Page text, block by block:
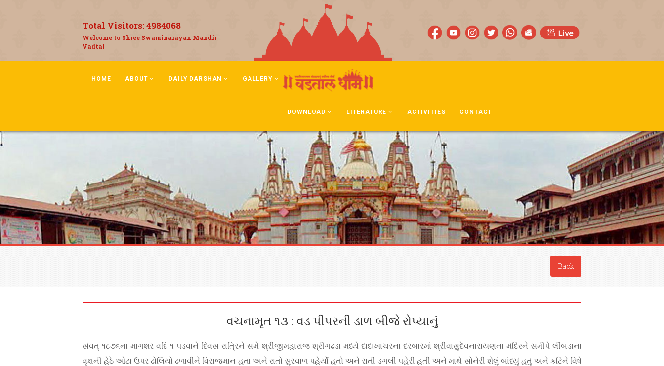
Total Visitors:4984068
Welcome to Shree Swaminarayan Mandir
Vadtal
HOME ABOUT DAILY DARSHAN GALLERY
DOWNLOAD LITERATURE ACTIVITIES CONTACT
Back
વચનામૃત ૧૩ : વડ પીપરની ડાળ બીજે રોપ્યાનું
સંવત્ ૧૮૭૬ના માગશર વદિ ૧ પડવાને દિવસ રાત્રિને સમે શ્રીજીમહારાજ શ્રીગઢડા મધ્યે દાદાખાચરના દરબારમાં શ્રીવાસુદેવનારાયણના મંદિરને સમીપે લીંબડાના
વૃક્ષની હેઠે ઓટા ઉપર ઢોલિયો ઢળાવીને વિરાજમાન હતા અને રાતો સુરવાળ પહેર્યો હતો અને રાતી ડગલી પહેરી હતી અને માથે સોનેરી શેલું બાંધ્યું હતું અને કટિને વિષે